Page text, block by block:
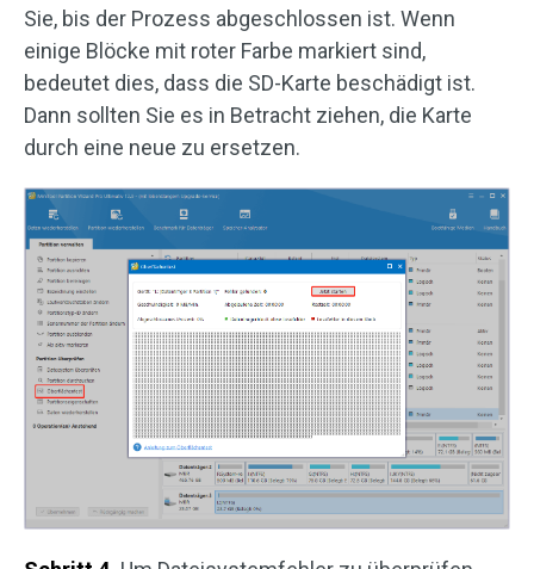
Sie, bis der Prozess abgeschlossen ist. Wenn
einige Blöcke mit roter Farbe markiert sind,
bedeutet dies, dass die SD-Karte beschädigt ist.
Dann sollten Sie es in Betracht ziehen, die Karte
durch eine neue zu ersetzen.